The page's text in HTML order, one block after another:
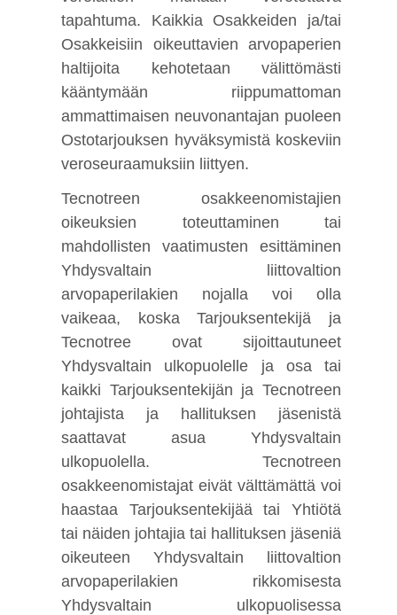
tapahtuma. Kaikkia Osakkeiden ja/tai
Osakkeisiin oikeuttavien arvopaperien
haltijoita kehotetaan välittömästi
kääntymään riippumattoman
ammattimaisen neuvonantajan puoleen
Ostotarjouksen hyväksymistä koskeviin
veroseuraamuksiin liittyen.
Tecnotreen osakkeenomistajien
oikeuksien toteuttaminen tai
mahdollisten vaatimusten esittäminen
Yhdysvaltain liittovaltion
arvopaperilakien nojalla voi olla
vaikeaa, koska Tarjouksentekijä ja
Tecnotree ovat sijoittautuneet
Yhdysvaltain ulkopuolelle ja osa tai
kaikki Tarjouksentekijän ja Tecnotreen
johtajista ja hallituksen jäsenistä
saattavat asua Yhdysvaltain
ulkopuolella. Tecnotreen
osakkeenomistajat eivät välttämättä voi
haastaa Tarjouksentekijää tai Yhtiötä
tai näiden johtajia tai hallituksen jäseniä
oikeuteen Yhdysvaltain liittovaltion
arvopaperilakien rikkomisesta
Yhdysvaltain ulkopuolisessa